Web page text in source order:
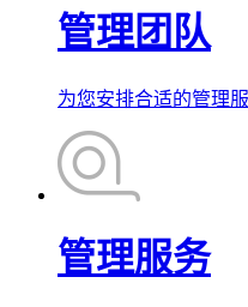
管理团队
为您安排合适的管理
管理服务